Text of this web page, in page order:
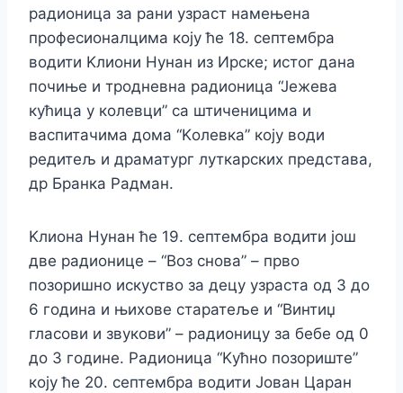
радионица за рани узраст намењена
професионалцима коју ће 18. септембра
водити Kлиони Нунан из Ирске; истог дана
почиње и тродневна радионица “Јежева
кућица у колевци” са штиченицима и
васпитачима дома “Kолевка” коју води
редитељ и драматург луткарских представа,
др Бранка Радман.
Kлиона Нунан ће 19. септембра водити још
две радионице – “Воз снова” – прво
позоришно искуство за децу узраста од 3 до
6 година и њихове старатеље и “Винтиџ
гласови и звукови” – радионицу за бебе од 0
до 3 године. Радионица “Kућно позориште”
коју ће 20. септембра водити Јован Царан